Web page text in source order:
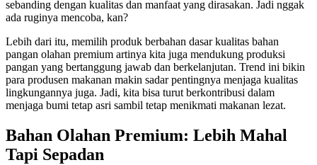
sebanding dengan kualitas dan manfaat yang dirasakan. Jadi nggak
ada ruginya mencoba, kan?
Lebih dari itu, memilih produk berbahan dasar kualitas bahan
pangan olahan premium artinya kita juga mendukung produksi
pangan yang bertanggung jawab dan berkelanjutan. Trend ini bikin
para produsen makanan makin sadar pentingnya menjaga kualitas
lingkungannya juga. Jadi, kita bisa turut berkontribusi dalam
menjaga bumi tetap asri sambil tetap menikmati makanan lezat.
Bahan Olahan Premium: Lebih Mahal
Tapi Sepadan